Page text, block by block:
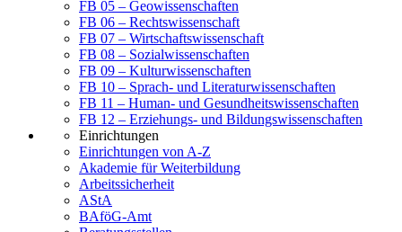
FB 05 – Geowissenschaften
FB 06 – Rechtswissenschaft
FB 07 – Wirtschaftswissenschaft
FB 08 – Sozialwissenschaften
FB 09 – Kulturwissenschaften
FB 10 – Sprach- und Literaturwissenschaften
FB 11 – Human- und Gesundheitswissenschaften
FB 12 – Erziehungs- und Bildungswissenschaften
Einrichtungen
Einrichtungen von A-Z
Akademie für Weiterbildung
Arbeitssicherheit
AStA
BAföG-Amt